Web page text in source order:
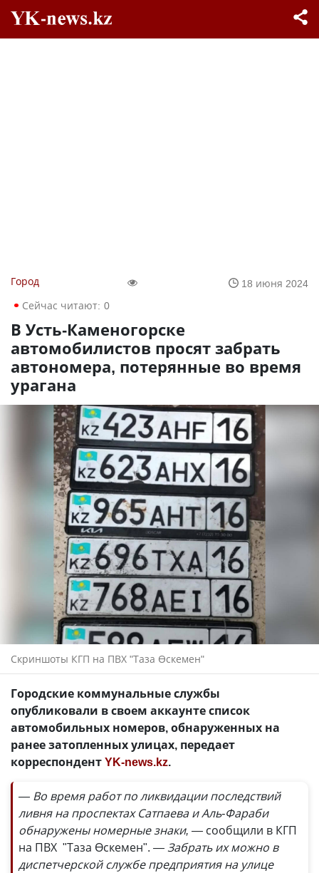
Город
18 июня 2024
Сейчас читают: 0
В Усть-Каменогорске
автомобилистов просят забрать
автономера, потерянные во время
урагана
Скриншоты КГП на ПВХ "Таза Өскемен"
Городские коммунальные службы
опубликовали в своем аккаунте список
автомобильных номеров, обнаруженных на
ранее затопленных улицах, передает
корреспондентYK-news.kz.
— Во время работ по ликвидации последствий
ливня на проспектах Сатпаева и Аль-Фараби
обнаружены номерные знаки, — сообщили в КГП
на ПВХ "Таза Өскемен". — Забрать их можно в
диспетчерской службе предприятия на улице